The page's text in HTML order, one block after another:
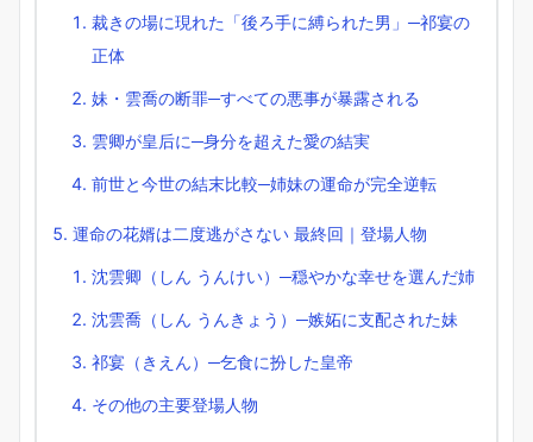
裁きの場に現れた「後ろ手に縛られた男」─祁宴の
正体
妹・雲喬の断罪─すべての悪事が暴露される
雲卿が皇后に─身分を超えた愛の結実
前世と今世の結末比較─姉妹の運命が完全逆転
運命の花婿は二度逃がさない 最終回｜登場人物
沈雲卿（しん うんけい）─穏やかな幸せを選んだ姉
沈雲喬（しん うんきょう）─嫉妬に支配された妹
祁宴（きえん）─乞食に扮した皇帝
その他の主要登場人物